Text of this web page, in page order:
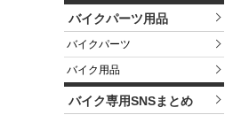
バイクパーツ用品
バイクパーツ
バイク用品
バイク専用SNSまとめ